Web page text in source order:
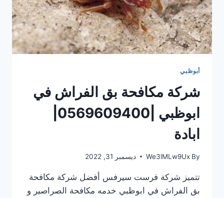
أبوظبي
شركة مكافحة بق الفراش في
ابادة
By
We3lMLw9Ux ديسمبر 31, 2022
تتميز شركة فرست سيرفس أفضل شركة مكافحة
بق الفراش في ابوظبي خدمه مكافحة الصراصير و